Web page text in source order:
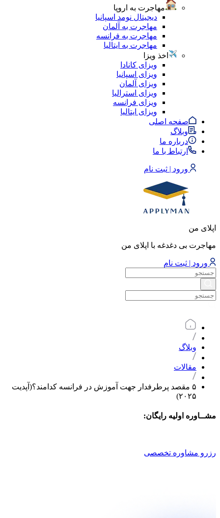
مهاجرت به اروپا
دیجیتال نومد اسپانیا
مهاجرت به آلمان
مهاجرت به فرانسه
مهاجرت به ایتالیا
اخذ ویزا
ویزای کانادا
ویزای اسپانیا
ویزای آلمان
ویزای استرالیا
ویزای فرانسه
ویزای ایتالیا
صفحه اصلی
وبلاگ
درباره ما
ارتباط با ما
ورود | ثبت نام
اپلای من
مهاجرت بی دغدغه با اپلای من
ورود | ثبت نام
وبلاگ
مقالات
۵ مقصد پرطرفدار جهت آموزش در فرانسه کدامند؟(آپدیت
۲۰۲۵)
مشــاوره اولیه رایگان:
رزرو مشاوره تخصصی